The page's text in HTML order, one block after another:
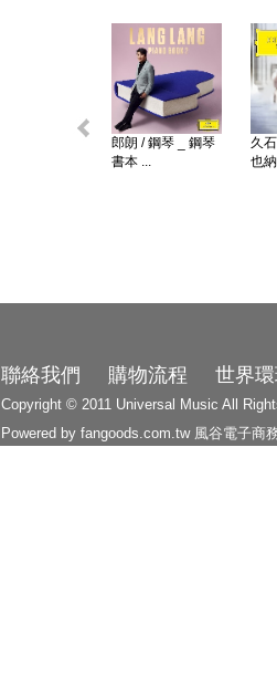
郎朗 / 鋼琴 _ 鋼琴
書本 ...
久
也
聯絡我們 購物流程 世界
Copyright © 2011 Universal Music All
Powered by fangoods.com.tw 風谷電子商